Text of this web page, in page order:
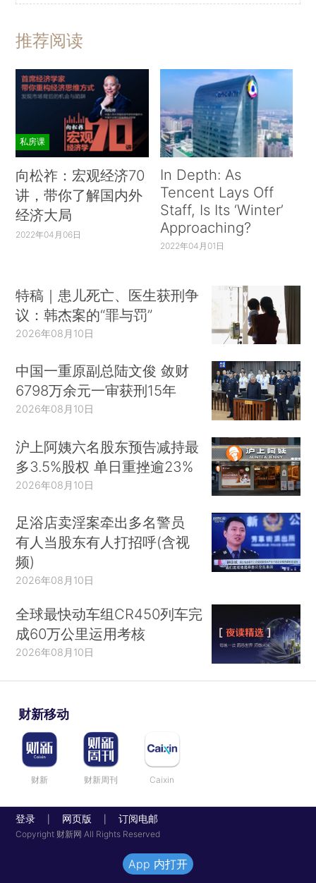
推荐阅读
私房课
向松祚：宏观经济70
讲，带你了解国内外
经济大局
2022年04月06日
In Depth: As
Tencent Lays Off
Staff, Is Its ‘Winter’
Approaching?
2022年04月01日
特稿｜患儿死亡、医生获刑争
议：韩杰案的“罪与罚”
2026年08月10日
中国一重原副总陆文俊 敛财
6798万余元一审获刑15年
2026年08月10日
沪上阿姨六名股东预告减持最
多3.5%股权 单日重挫逾23%
2026年08月10日
足浴店卖淫案牵出多名警员
有人当股东有人打招呼(含视
频)
2026年08月10日
全球最快动车组CR450列车完
成60万公里运用考核
2026年08月10日
财新移动
财新 财新周刊 Caixin
登录 网页版 订阅电邮
Copyright 财新网 All Rights Reserved
App 内打开